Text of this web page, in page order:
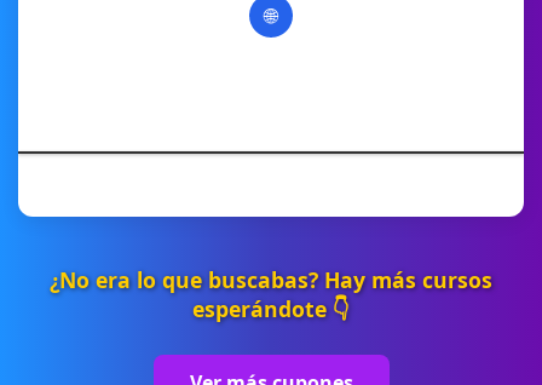
🌐
¿No era lo que buscabas? Hay más cursos
esperándote 👇